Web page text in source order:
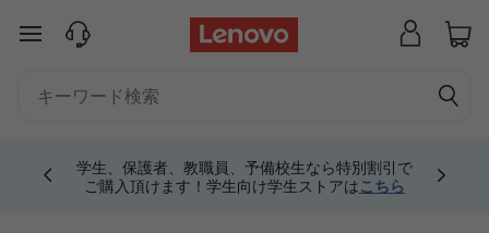
メインコンテンツにスキップする
学生、保護者、教職員、予備校生なら特別割引で
ご購入頂けます！学生向け学生ストアはこちら